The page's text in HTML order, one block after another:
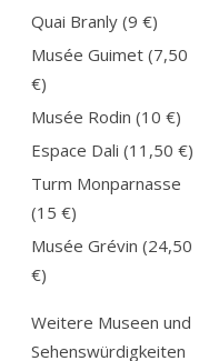
Quai Branly (9 €)
Musée Guimet (7,50
€)
Musée Rodin (10 €)
Espace Dali (11,50 €)
Turm Monparnasse
(15 €)
Musée Grévin (24,50
€)
Weitere Museen und
Sehenswürdigkeiten